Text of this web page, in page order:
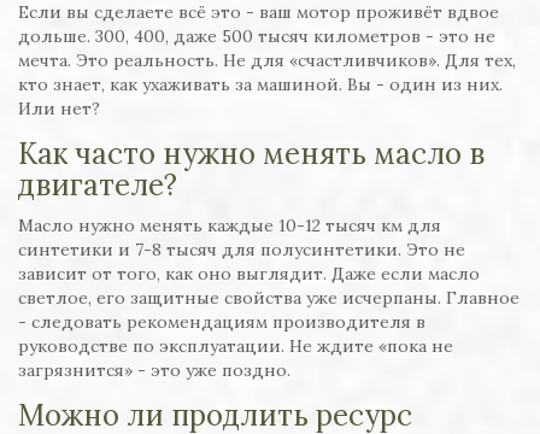
Если вы сделаете всё это - ваш мотор проживёт вдвое
дольше. 300, 400, даже 500 тысяч километров - это не
мечта. Это реальность. Не для «счастливчиков». Для тех,
кто знает, как ухаживать за машиной. Вы - один из них.
Или нет?
Как часто нужно менять масло в
двигателе?
Масло нужно менять каждые 10-12 тысяч км для
синтетики и 7-8 тысяч для полусинтетики. Это не
зависит от того, как оно выглядит. Даже если масло
светлое, его защитные свойства уже исчерпаны. Главное
- следовать рекомендациям производителя в
руководстве по эксплуатации. Не ждите «пока не
загрязнится» - это уже поздно.
Можно ли продлить ресурс